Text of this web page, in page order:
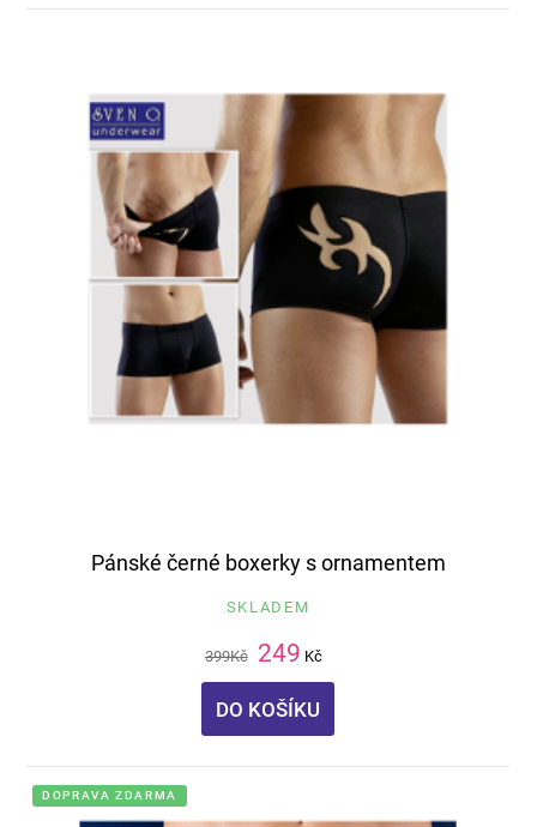
Pánské černé boxerky s ornamentem
SKLADEM
399Kč 249 Kč
DO KOŠÍKU
DOPRAVA ZDARMA